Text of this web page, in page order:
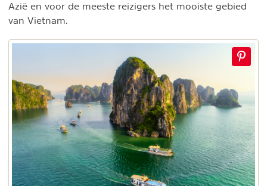
Azië en voor de meeste reizigers het mooiste gebied
van Vietnam.